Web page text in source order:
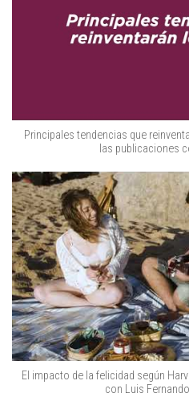
Principales tendencias que
las publicaciones
El impacto de la felicidad según
con Luis